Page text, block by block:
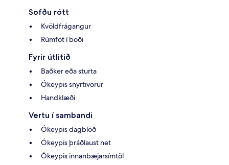
Sofðu rótt
Kvöldfrágangur
Rúmföt í boði
Fyrir útlitið
Baðker eða sturta
Ókeypis snyrtivörur
Handklæði
Vertu í sambandi
Ókeypis dagblöð
Ókeypis þráðlaust net
Ókeypis innanbæjarsímtöl